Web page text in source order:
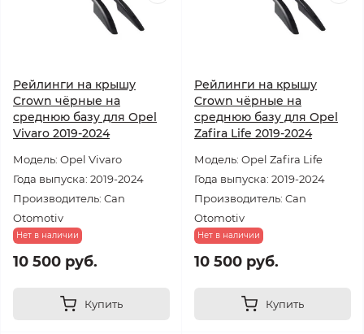
Рейлинги на крышу
Crown чёрные на
среднюю базу для Opel
Vivaro 2019-2024
Модель: Opel Vivaro
Года выпуска: 2019-2024
Производитель: Can
Otomotiv
Нет в наличии
10 500 руб.
Купить
Рейлинги на крышу
Crown чёрные на
среднюю базу для Opel
Zafira Life 2019-2024
Модель: Opel Zafira Life
Года выпуска: 2019-2024
Производитель: Can
Otomotiv
Нет в наличии
10 500 руб.
Купить